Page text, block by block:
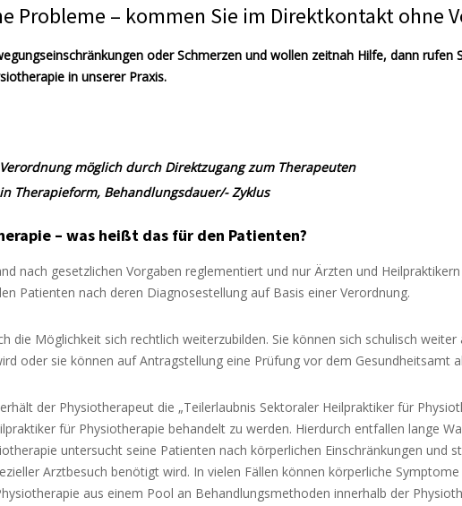
Probleme – kommen Sie im Direktkontakt ohne
oder Schmerzen und wollen zeitnah Hilfe, dann
in unserer Praxis.
möglich durch Direktzugang zum Therapeuten
Therapieform, Behandlungsdauer/- Zyklus
– was heißt das für den Patienten?
nach gesetzlichen Vorgaben reglementiert und nur Ärzten und
Patienten nach deren Diagnosestellung auf Basis einer Verordnung.
die Möglichkeit sich rechtlich weiterzubilden. Sie können sich schulisch
oder sie können auf Antragstellung eine Prüfung vor dem Gesundheitsamt
der Physiotherapeut die „Teilerlaubnis Sektoraler Heilpraktiker für
für Physiotherapie behandelt zu werden. Hierdurch entfallen lange
untersucht seine Patienten nach körperlichen Einschränkungen
Arztbesuch benötigt wird. In vielen Fällen können körperliche
aus einem Pool an Behandlungsmethoden innerhalb der